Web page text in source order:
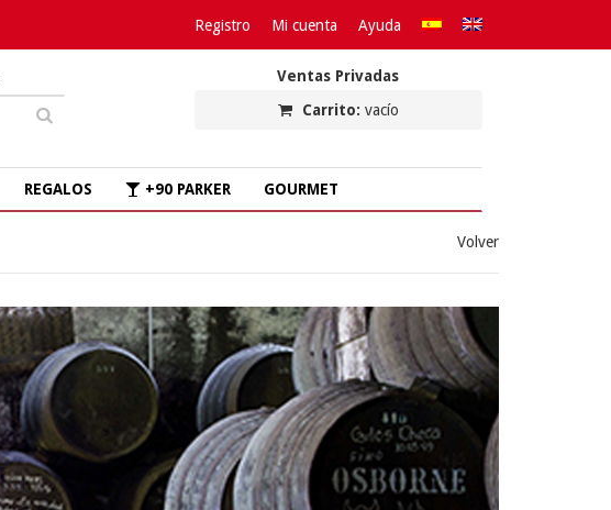
Registro Mi cuenta Ayuda
Ventas Privadas
Carrito: vacío
REGALOS +90 PARKER GOURMET
Volver